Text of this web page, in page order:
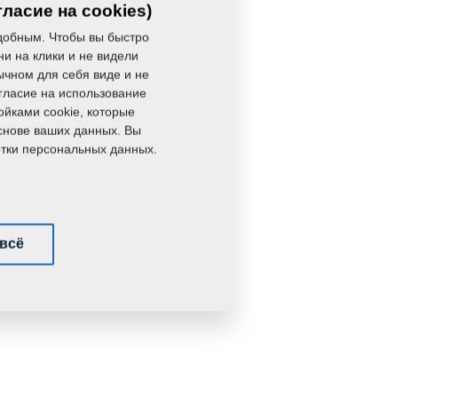
на cookies)
Чтобы вы быстро
на клики и не видели
для себя виде и не
на использование
cookie, которые
ваших данных. Вы
персональных данных.